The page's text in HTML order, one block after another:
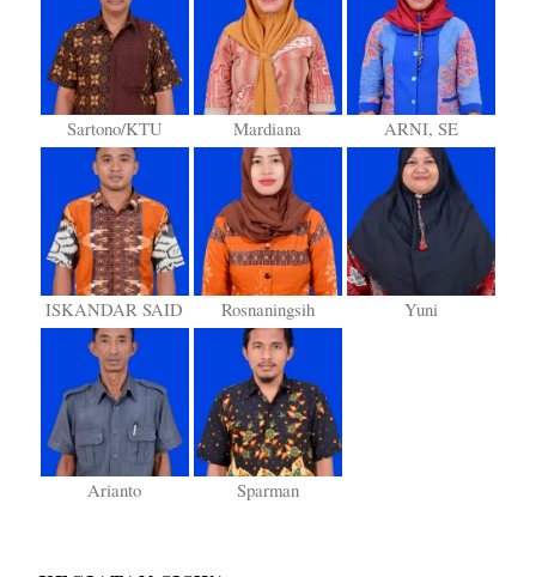
Sartono/KTU Mardiana ARNI, SE
ISKANDAR SAID Rosnaningsih Yuni
Arianto Sparman